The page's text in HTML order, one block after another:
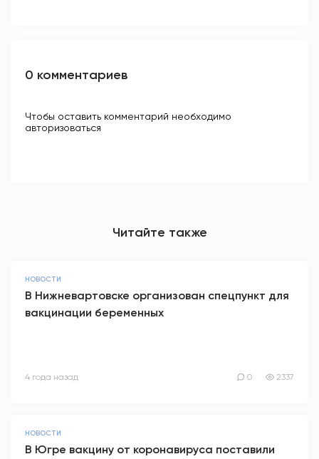
0 комментариев
Чтобы оставить комментарий необходимо
авторизоваться
Читайте также
НОВОСТИ
В Нижневартовске организован спецпункт для
вакцинации беременных
4 года назад 0 2337
НОВОСТИ
В Югре вакцину от коронавируса поставили